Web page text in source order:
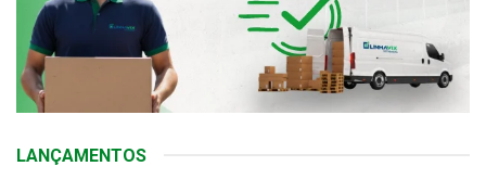
LANÇAMENTOS